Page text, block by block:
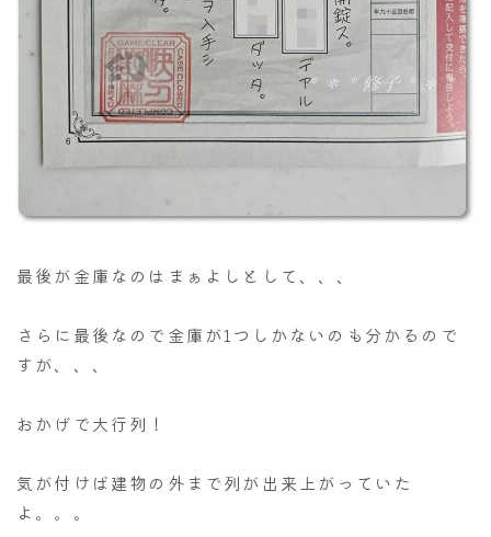
最後が金庫なのはまぁよしとして、、、
さらに最後なので金庫が1つしかないのも分かるので
すが、、、
おかげで大行列！
気が付けば建物の外まで列が出来上がっていた
よ。。。